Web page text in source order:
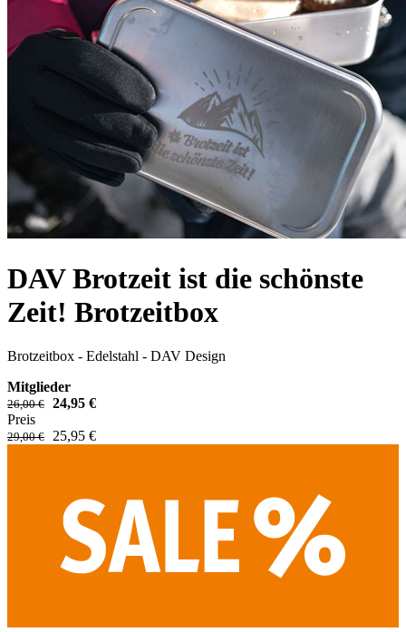
DAV Brotzeit ist die schönste
Zeit! Brotzeitbox
Brotzeitbox - Edelstahl - DAV Design
Mitglieder
26,00 €
24,95 €
Preis
29,00 € 25,95 €